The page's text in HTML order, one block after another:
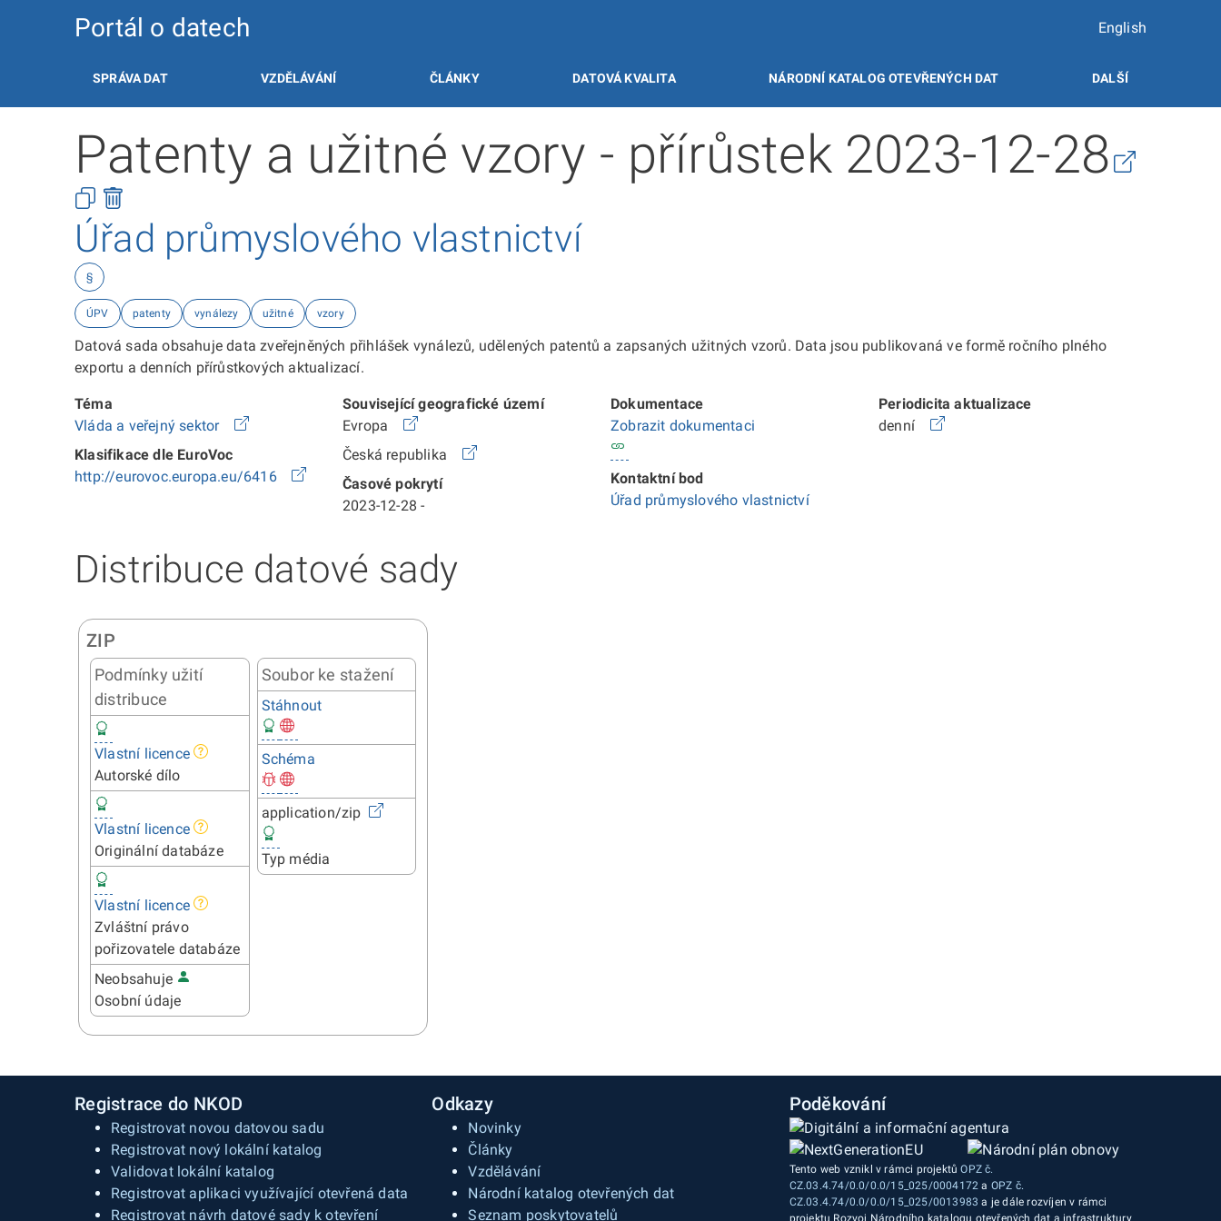
Portál o datech English
SPRÁVA DAT VZDĚLÁVÁNÍ ČLÁNKY DATOVÁ KVALITA NÁRODNÍ KATALOG OTEVŘENÝCH DAT DALŠÍ
Patenty a užitné vzory - přírůstek 2023-12-28
Úřad průmyslového vlastnictví
§
ÚPV patenty vynálezy užitné vzory
Datová sada obsahuje data zveřejněných přihlášek vynálezů, udělených patentů a zapsaných užitných vzorů. Data jsou publikovaná ve formě ročního plného
exportu a denních přírůstkových aktualizací.
Téma
Vláda a veřejný sektor
Klasifikace dle EuroVoc
http://eurovoc.europa.eu/6416
Související geografické území
Evropa
Česká republika
Časové pokrytí
2023-12-28 -
Dokumentace
Zobrazit dokumentaci
Kontaktní bod
Úřad průmyslového vlastnictví
Periodicita aktualizace
denní
Distribuce datové sady
ZIP
Podmínky užití
distribuce
Vlastní licence
Autorské dílo
Vlastní licence
Originální databáze
Vlastní licence
Zvláštní právo
pořizovatele databáze
Neobsahuje
Osobní údaje
Soubor ke stažení
Stáhnout
Schéma
application/zip
Typ média
Registrace do NKOD
Registrovat novou datovou sadu
Registrovat nový lokální katalog
Validovat lokální katalog
Registrovat aplikaci využívající otevřená data
Registrovat návrh datové sady k otevření
Odkazy
Novinky
Články
Vzdělávání
Národní katalog otevřených dat
Seznam poskytovatelů
Poděkování
Tento web vznikl v rámci projektůOPZ č.
CZ.03.4.74/0.0/0.0/15_025/0004172 a OPZ č.
CZ.03.4.74/0.0/0.0/15_025/0013983 a je dále rozvíjen v rámci
projektu Rozvoj Národního katalogu otevřených dat a infrastruktury